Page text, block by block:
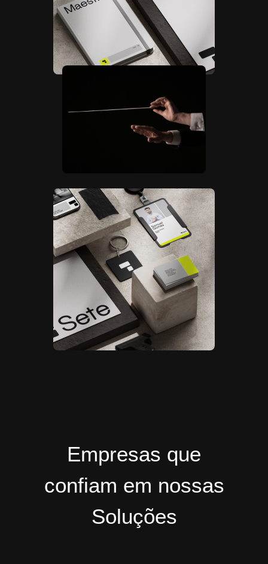
Empresas que
confiam em nossas
Soluções